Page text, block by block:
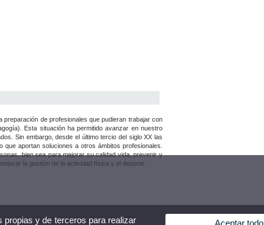
de profesionales que pudieran trabajar con
Esta situación ha permitido avanzar en nuestro
Sin embargo, desde el último tercio del siglo XX las
aportan soluciones a otros ámbitos profesionales.
bien sea para mejorar su calidad vida, prevenir y
la gestión de la actividad física y el deporte.
propias y de terceros para realizar Aceptar todo